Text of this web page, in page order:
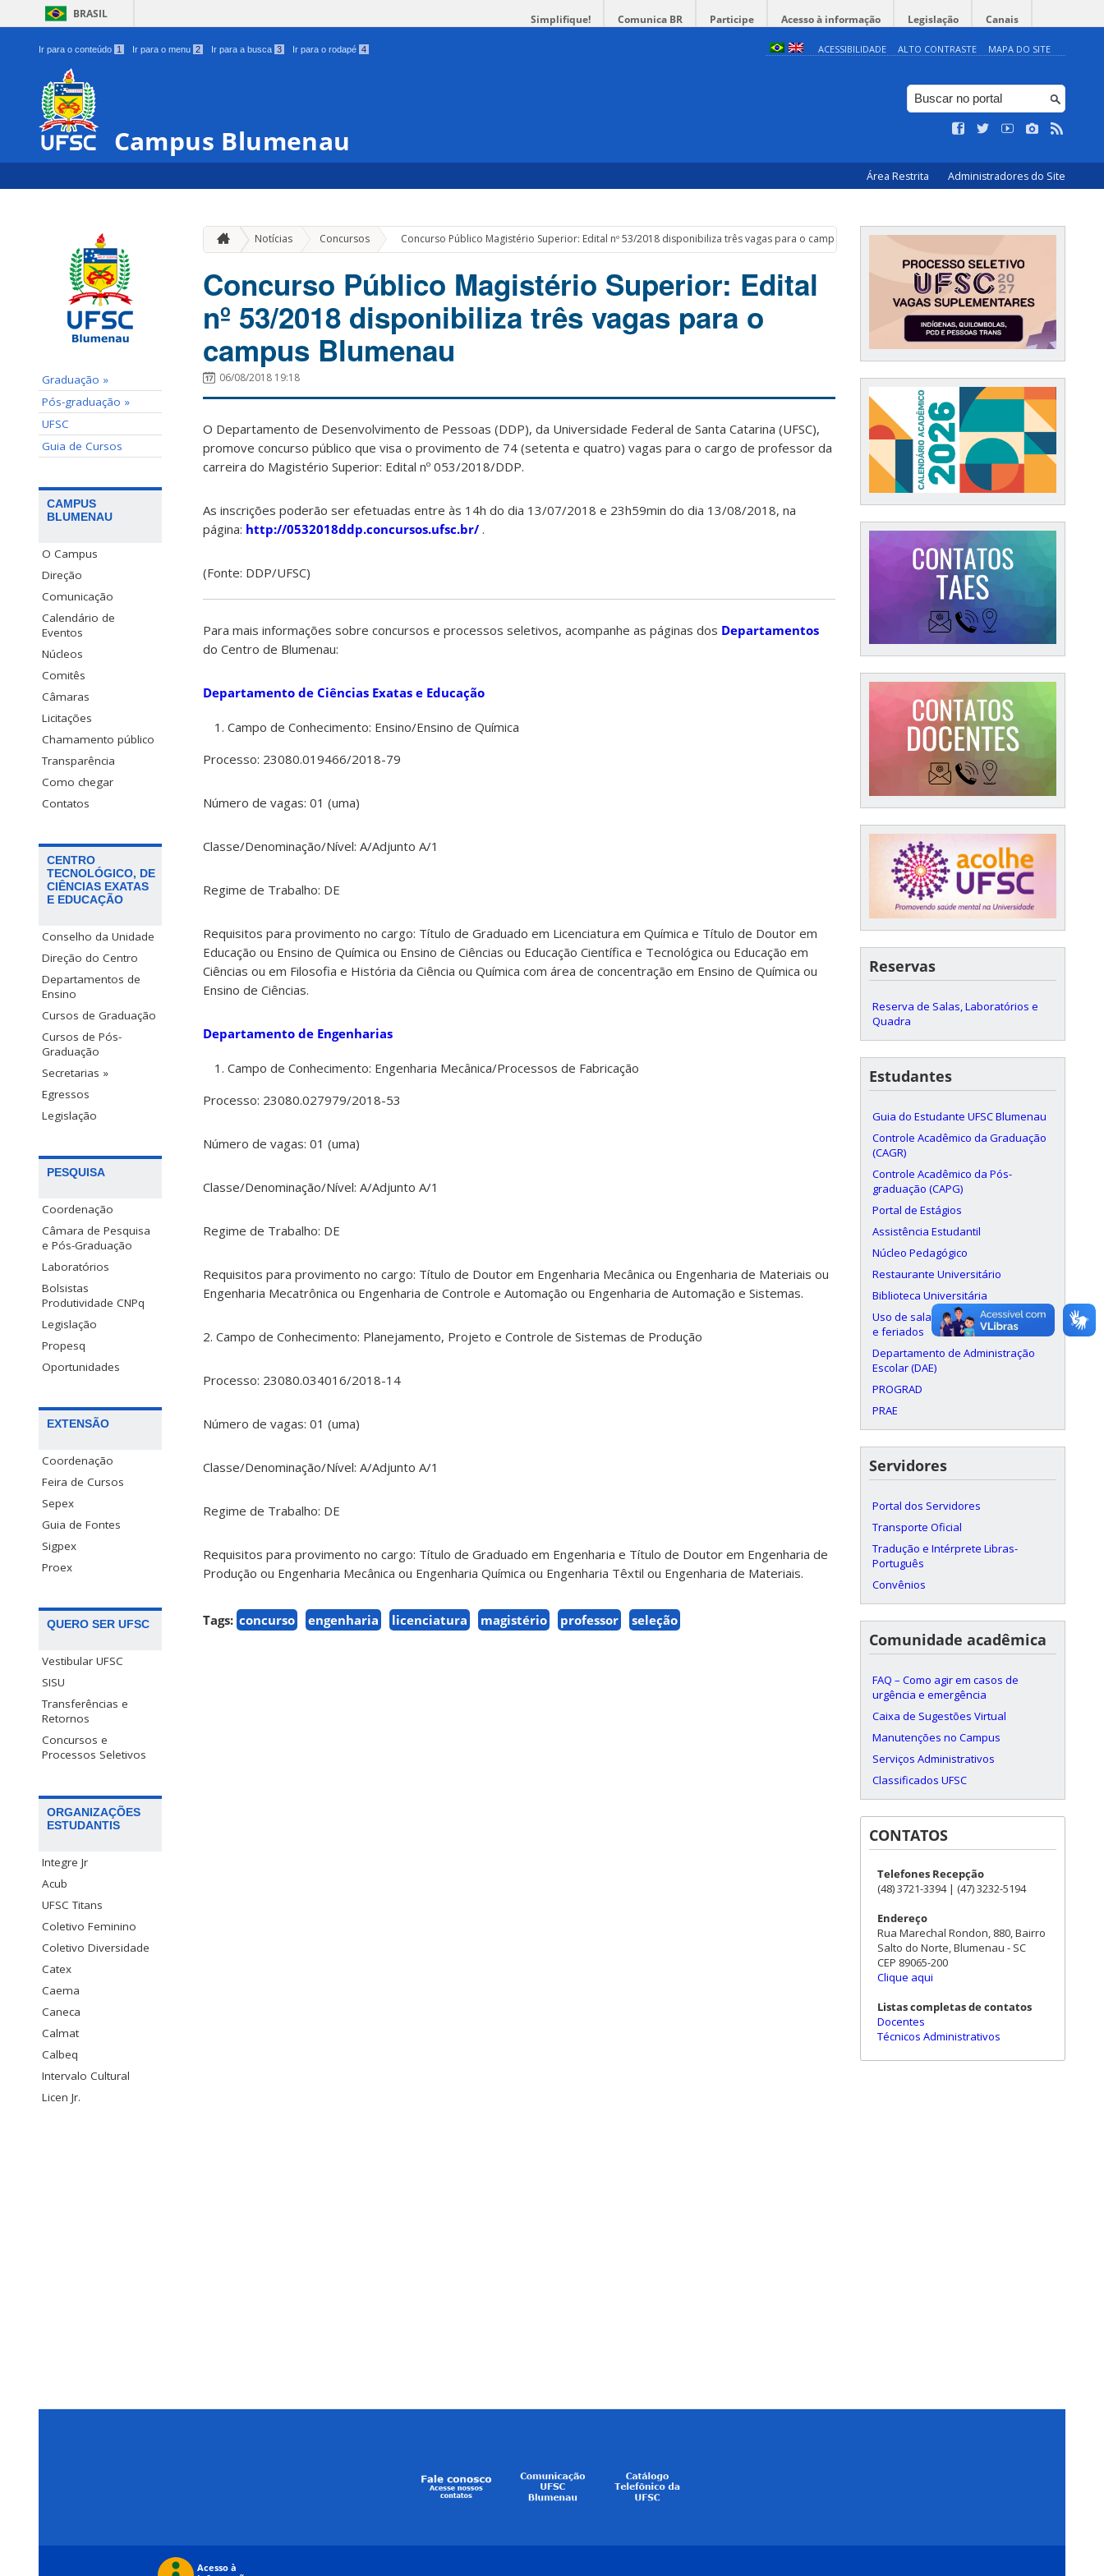
BRASIL Simplifique! Comunica BR Participe Acesso à informação Legislação Canais
Ir para o conteúdo 1 Ir para o menu 2 Ir para a busca 3 Ir para o rodapé 4 ACESSIBILIDADE ALTO CONTRASTE MAPA DO SITE
Campus Blumenau
Área Restrita Administradores do Site
Graduação »
Pós-graduação »
UFSC
Guia de Cursos
CAMPUS
BLUMENAU
O Campus
Direção
Comunicação
Calendário de
Eventos
Núcleos
Comitês
Câmaras
Licitações
Chamamento público
Transparência
Como chegar
Contatos
CENTRO
TECNOLÓGICO, DE
CIÊNCIAS EXATAS
E EDUCAÇÃO
Conselho da Unidade
Direção do Centro
Departamentos de
Ensino
Cursos de Graduação
Cursos de Pós-
Graduação
Secretarias »
Egressos
Legislação
PESQUISA
Coordenação
Câmara de Pesquisa
e Pós-Graduação
Laboratórios
Bolsistas
Produtividade CNPq
Legislação
Propesq
Oportunidades
EXTENSÃO
Coordenação
Feira de Cursos
Sepex
Guia de Fontes
Sigpex
Proex
QUERO SER UFSC
Vestibular UFSC
SISU
Transferências e
Retornos
Concursos e
Processos Seletivos
ORGANIZAÇÕES
ESTUDANTIS
Integre Jr
Acub
UFSC Titans
Coletivo Feminino
Coletivo Diversidade
Catex
Caema
Caneca
Calmat
Calbeq
Intervalo Cultural
Licen Jr.
Notícias Concursos » Concurso Público Magistério Superior: Edital nº 53/2018 disponibiliza três vagas para o campus Blumenau
Concurso Público Magistério Superior: Edital
nº 53/2018 disponibiliza três vagas para o
campus Blumenau
06/08/2018 19:18
O Departamento de Desenvolvimento de Pessoas (DDP), da Universidade Federal de Santa Catarina (UFSC),
promove concurso público que visa o provimento de 74 (setenta e quatro) vagas para o cargo de professor da
carreira do Magistério Superior: Edital nº 053/2018/DDP.
As inscrições poderão ser efetuadas entre às 14h do dia 13/07/2018 e 23h59min do dia 13/08/2018, na
página: http://0532018ddp.concursos.ufsc.br/ .
(Fonte: DDP/UFSC)
Para mais informações sobre concursos e processos seletivos, acompanhe as páginas dos Departamentos
do Centro de Blumenau:
Departamento de Ciências Exatas e Educação
Campo de Conhecimento: Ensino/Ensino de Química
Processo: 23080.019466/2018-79
Número de vagas: 01 (uma)
Classe/Denominação/Nível: A/Adjunto A/1
Regime de Trabalho: DE
Requisitos para provimento no cargo: Título de Graduado em Licenciatura em Química e Título de Doutor em
Educação ou Ensino de Química ou Ensino de Ciências ou Educação Científica e Tecnológica ou Educação em
Ciências ou em Filosofia e História da Ciência ou Química com área de concentração em Ensino de Química ou
Ensino de Ciências.
Departamento de Engenharias
Campo de Conhecimento: Engenharia Mecânica/Processos de Fabricação
Processo: 23080.027979/2018-53
Número de vagas: 01 (uma)
Classe/Denominação/Nível: A/Adjunto A/1
Regime de Trabalho: DE
Requisitos para provimento no cargo: Título de Doutor em Engenharia Mecânica ou Engenharia de Materiais ou
Engenharia Mecatrônica ou Engenharia de Controle e Automação ou Engenharia de Automação e Sistemas.
2. Campo de Conhecimento: Planejamento, Projeto e Controle de Sistemas de Produção
Processo: 23080.034016/2018-14
Número de vagas: 01 (uma)
Classe/Denominação/Nível: A/Adjunto A/1
Regime de Trabalho: DE
Requisitos para provimento no cargo: Título de Graduado em Engenharia e Título de Doutor em Engenharia de
Produção ou Engenharia Mecânica ou Engenharia Química ou Engenharia Têxtil ou Engenharia de Materiais.
Tags: concurso engenharia licenciatura magistério professor seleção
Reservas
Reserva de Salas, Laboratórios e
Quadra
Estudantes
Guia do Estudante UFSC Blumenau
Controle Acadêmico da Graduação
(CAGR)
Controle Acadêmico da Pós-
graduação (CAPG)
Portal de Estágios
Assistência Estudantil
Núcleo Pedagógico
Restaurante Universitário
Biblioteca Universitária
Uso de salas aos finais de semana
e feriados
Departamento de Administração
Escolar (DAE)
PROGRAD
PRAE
Servidores
Portal dos Servidores
Transporte Oficial
Tradução e Intérprete Libras-
Português
Convênios
Comunidade acadêmica
FAQ – Como agir em casos de
urgência e emergência
Caixa de Sugestões Virtual
Manutenções no Campus
Serviços Administrativos
Classificados UFSC
CONTATOS
Telefones Recepção
(48) 3721-3394 | (47) 3232-5194
Endereço
Rua Marechal Rondon, 880, Bairro
Salto do Norte, Blumenau - SC
CEP 89065-200
Clique aqui
Listas completas de contatos
Docentes
Técnicos Administrativos